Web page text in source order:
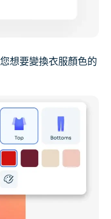
想要變換衣服顏色的